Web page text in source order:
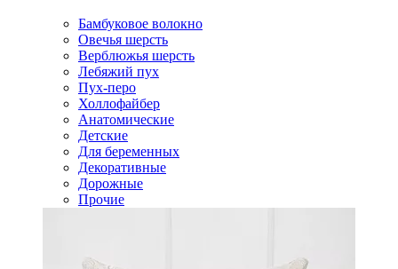
Бамбуковое волокно
Овечья шерсть
Верблюжья шерсть
Лебяжий пух
Пух-перо
Холлофайбер
Анатомические
Детские
Для беременных
Декоративные
Дорожные
Прочие